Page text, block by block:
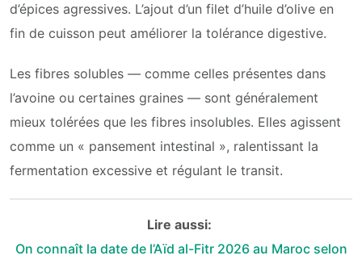
d’épices agressives. L’ajout d’un filet d’huile d’olive en
fin de cuisson peut améliorer la tolérance digestive.
Les fibres solubles — comme celles présentes dans
l’avoine ou certaines graines — sont généralement
mieux tolérées que les fibres insolubles. Elles agissent
comme un « pansement intestinal », ralentissant la
fermentation excessive et régulant le transit.
Lire aussi:
On connaît la date de l’Aïd al-Fitr 2026 au Maroc selon